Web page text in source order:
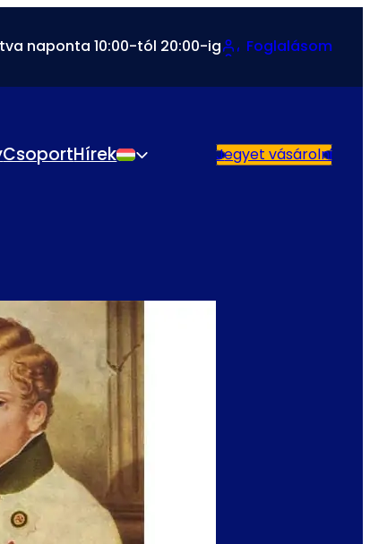
naponta 10:00-tól 20:00-ig Foglalásom
CsoportHírek Magyar Jegyet vásárolni